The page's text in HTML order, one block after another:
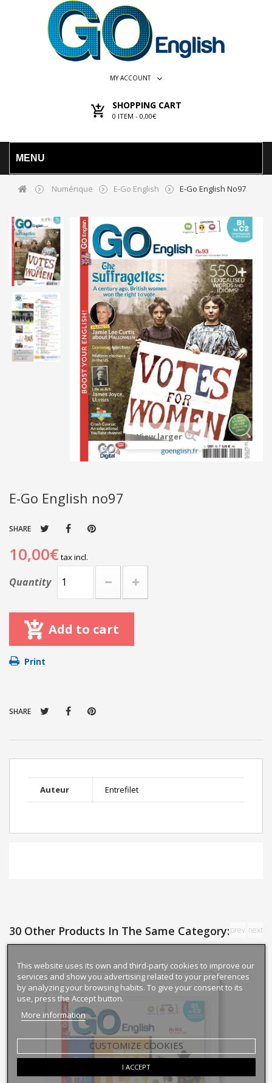
MY ACCOUNT
SHOPPING CART
0 ITEM - 0,00€
MENU
Numérique E-Go English E-Go English No97
View larger
E-Go English no97
SHARE
10,00€tax incl.
Quantity
Add to cart
Print
SHARE
Auteur Entrefilet
30 Other Products In The Same Category:prev next
This website uses its own and third-party cookies to improve our
services and show you advertising related to your preferences
by analyzing your browsing habits. To give your consent to its
use, press the Accept button.
More information
CUSTOMIZE COOKIES
I ACCEPT